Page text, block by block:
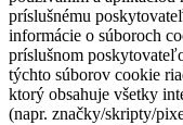
príslušnému
informácie o súboroch
príslušnom
týchto súborov cookie
ktorý obsahuje všetky
(napr. značky/skripty/